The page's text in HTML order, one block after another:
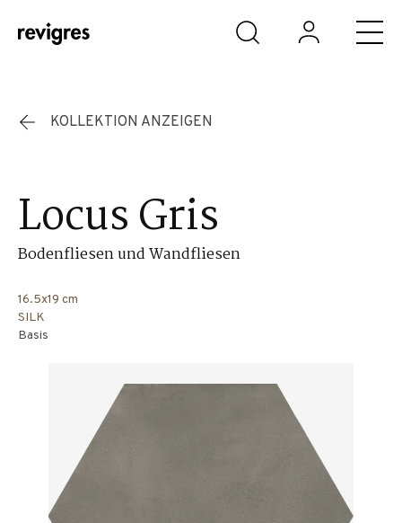
Zum Hauptinhalt springen
KOLLEKTION ANZEIGEN
Locus Gris
Bodenfliesen und Wandfliesen
16.5x19 cm
SILK
Basis